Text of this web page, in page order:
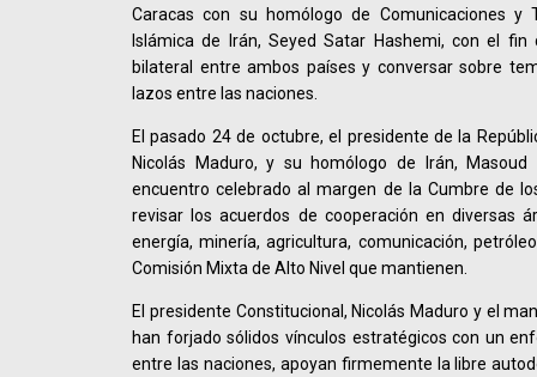
Caracas con su homólogo de Comunicaciones y
Islámica de Irán, Seyed Satar Hashemi, con el
bilateral entre ambos países y conversar sobre
lazos entre las naciones.
El pasado 24 de octubre, el presidente de la
Nicolás Maduro, y su homólogo de Irán, Masoud
encuentro celebrado al margen de la Cumbre de
revisar los acuerdos de cooperación en diversas
energía, minería, agricultura, comunicación,
Comisión Mixta de Alto Nivel que mantienen.
El presidente Constitucional, Nicolás Maduro y el
han forjado sólidos vínculos estratégicos con un
entre las naciones, apoyan firmemente la libre